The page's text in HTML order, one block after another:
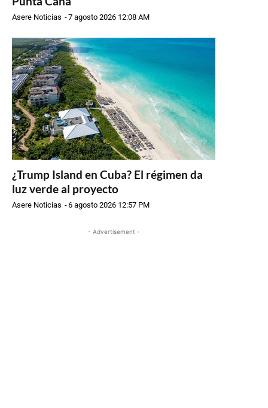
Asere Noticias -7 agosto 2026 12:08 AM
¿Trump Island en Cuba? El régimen da
luz verde al proyecto
Asere Noticias -6 agosto 2026 12:57 PM
- Advertisement -